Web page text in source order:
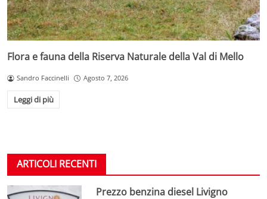
Flora e fauna della Riserva Naturale della Val di Mello
Sandro Faccinelli Agosto 7, 2026
Leggi di più
ARTICOLI RECENTI
Prezzo benzina diesel Livigno